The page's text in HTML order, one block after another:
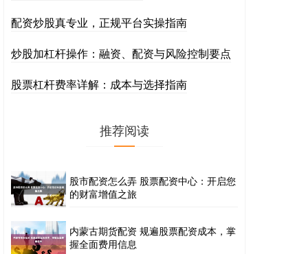
配资炒股真专业，正规平台实操指南
炒股加杠杆操作：融资、配资与风险控制要点
股票杠杆费率详解：成本与选择指南
推荐阅读
股市配资怎么弄 股票配资中心：开启您
的财富增值之旅
内蒙古期货配资 规遍股票配资成本，掌
握全面费用信息